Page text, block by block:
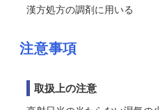
漢方処方の調剤に用いる
注意事項
取扱上の注意